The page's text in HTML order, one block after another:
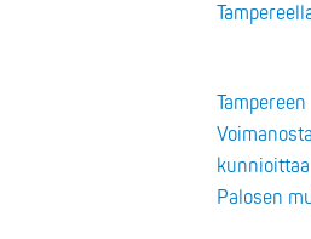
Tampereen
Palosen